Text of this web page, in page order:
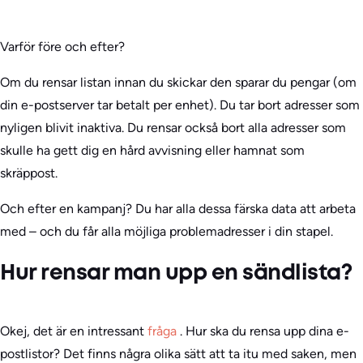
Varför före och efter?
Om du rensar listan innan du skickar den sparar du pengar (om
din e-postserver tar betalt per enhet). Du tar bort adresser som
nyligen blivit inaktiva. Du rensar också bort alla adresser som
skulle ha gett dig en hård avvisning eller hamnat som
skräppost.
Och efter en kampanj? Du har alla dessa färska data att arbeta
med – och du får alla möjliga problemadresser i din stapel.
Hur rensar man upp en sändlista?
Okej, det är en intressant fråga . Hur ska du rensa upp dina e-
postlistor? Det finns några olika sätt att ta itu med saken, men